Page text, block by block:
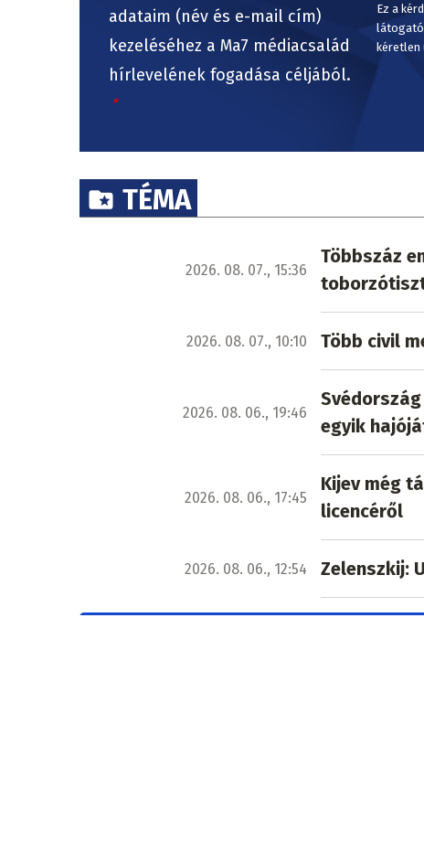
adataim (név és e-mail cím)
kezeléséhez a Ma7 médiacsalád
hírlevelének fogadása céljából.
Ez a
kéretlen
TÉMA
2026. 08. 07., 15:36
Többszáz
2026. 08. 07., 10:10 Több civil
2026. 08. 06., 19:46
egyik
2026. 08. 06., 17:45
Kijev még
licencéről
2026. 08. 06., 12:54 Zelenszkij: